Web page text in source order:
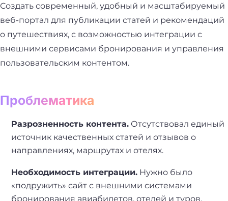
Создать современный, удобный и масштабируемый
веб-портал для публикации статей и рекомендаций
о путешествиях, с возможностью интеграции с
внешними сервисами бронирования и управления
пользовательским контентом.
Проблематика
Разрозненность контента.Отсутствовал единый
источник качественных статей и отзывов о
направлениях, маршрутах и отелях.
Необходимость интеграции.Нужно было
«подружить» сайт с внешними системами
бронирования авиабилетов, отелей и туров.